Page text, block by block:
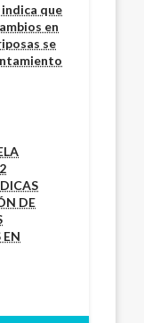
que
en
se
DE
EN